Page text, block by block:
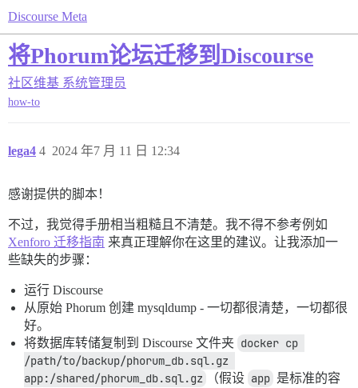
Discourse Meta
将Phorum论坛迁移到Discourse
社区维基 系统管理员
how-to
lega4 2024 年7 月 11 日 12:34
4
感谢提供的脚本！
不过，我觉得手册相当粗糙且不清楚。我不得不参考例如
Xenforo 迁移指南 来真正理解你在这里的建议。让我添加一
些缺失的步骤：
运行 Discourse
从原始 Phorum 创建 mysqldump - 一切都很清楚，一切都很
好。
将数据库转储复制到 Discourse 文件夹 docker cp
/path/to/backup/phorum_db.sql.gz
app:/shared/phorum_db.sql.gz
（假设 app 是标准的容